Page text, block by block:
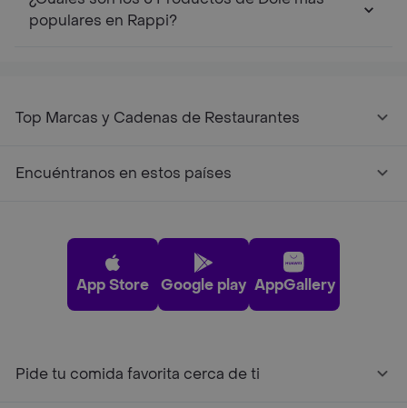
populares en Rappi?
Top Marcas y Cadenas de Restaurantes
Encuéntranos en estos países
App Store Google play AppGallery
Pide tu comida favorita cerca de ti